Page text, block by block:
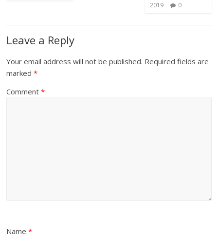
2019
0
Leave a Reply
Your email address will not be published. Required fields are
marked*
Comment*
Name*